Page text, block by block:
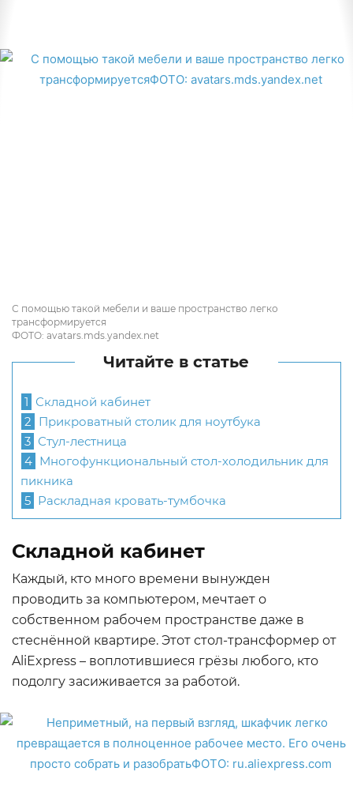
С помощью такой мебели и ваше пространство легко
трансформируется
ФОТО: avatars.mds.yandex.net
Читайте в статье
1 Складной кабинет
2 Прикроватный столик для ноутбука
3 Стул-лестница
4 Многофункциональный стол-холодильник для
пикника
5 Раскладная кровать-тумбочка
Складной кабинет
Каждый, кто много времени вынужден
проводить за компьютером, мечтает о
собственном рабочем пространстве даже в
стеснённой квартире. Этот стол-трансформер от
AliExpress – воплотившиеся грёзы любого, кто
подолгу засиживается за работой.